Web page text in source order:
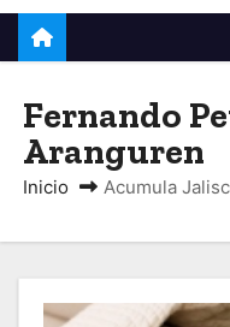
Fernando
Aranguren
Inicio Acumula